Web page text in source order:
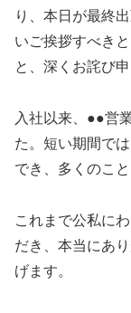
り、本日が最終
いご挨拶すべき
と、深くお詫び申
入社以来、●●営
た。短い期間で
でき、多くのこ
これまで公私に
だき、本当にあ
げます。